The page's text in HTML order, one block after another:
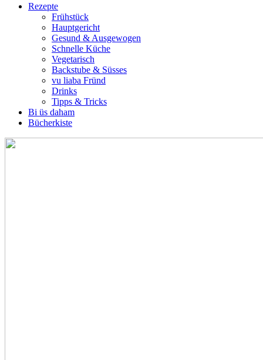
Rezepte
Frühstück
Hauptgericht
Gesund & Ausgewogen
Schnelle Küche
Vegetarisch
Backstube & Süsses
vu liaba Fründ
Drinks
Tipps & Tricks
Bi üs daham
Bücherkiste